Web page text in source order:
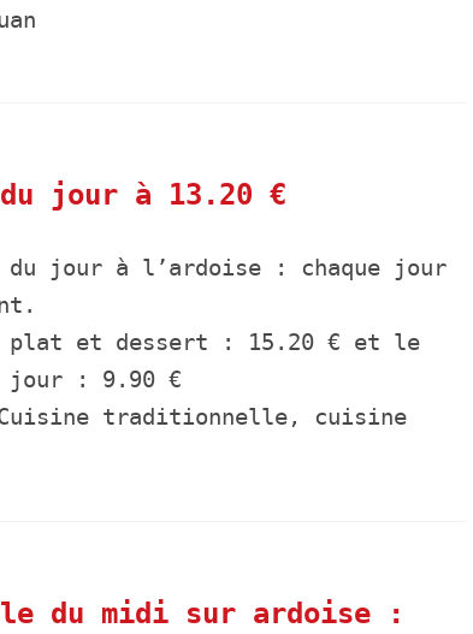
jour à 13.20 €
du jour à l’ardoise : chaque jour
plat et dessert : 15.20 € et le
jour : 9.90 €
traditionnelle, cuisine
du midi sur ardoise :